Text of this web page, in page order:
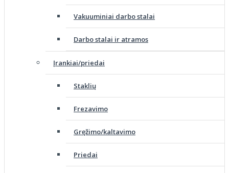
Vakuuminiai darbo stalai
Darbo stalai ir atramos
Įrankiai/priedai
Staklių
Frezavimo
Gręžimo/kaltavimo
Priedai